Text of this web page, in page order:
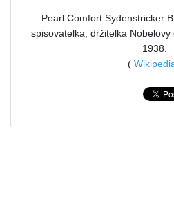
Pearl Comfort Sydenstricker
spisovatelka, držitelka
1938.
(